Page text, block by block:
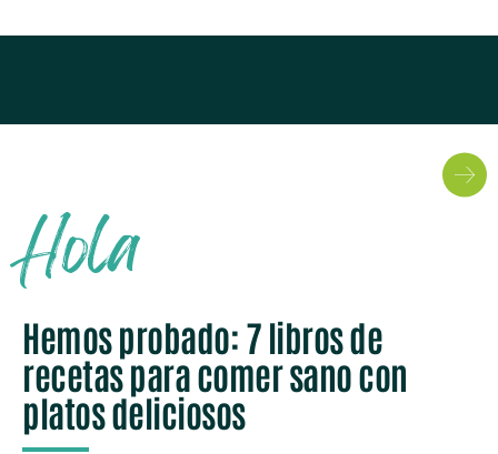
Hola
Hemos probado: 7 libros de
recetas para comer sano con
platos deliciosos